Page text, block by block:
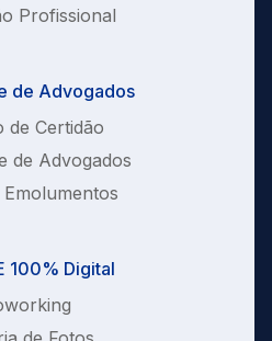
Profissional
de Advogados
de Certidão
de Advogados
Emolumentos
100% Digital